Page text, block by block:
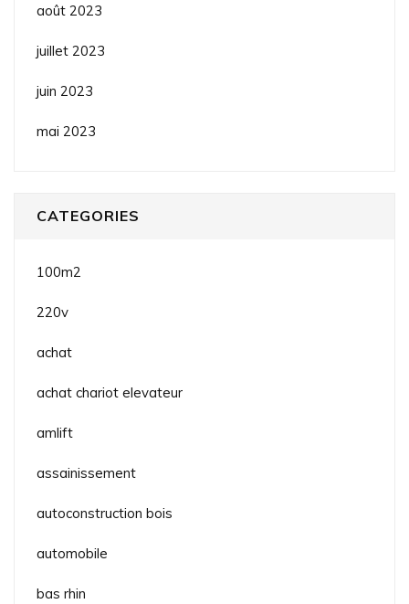
août 2023
juillet 2023
juin 2023
mai 2023
CATEGORIES
100m2
220v
achat
achat chariot elevateur
amlift
assainissement
autoconstruction bois
automobile
bas rhin